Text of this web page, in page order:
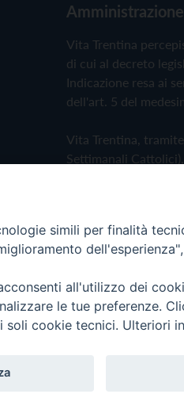
Vita Trentina
di cui al decreto
Indicazione resa ai
dell'art. 5 del
Vita Trentina,
Settimanali
Privacy Policy
Vita Trentina Editrice
simili per finalità
all'utilizzo dei
le tue preferenze.
soli cookie tecnici. Ulteriori